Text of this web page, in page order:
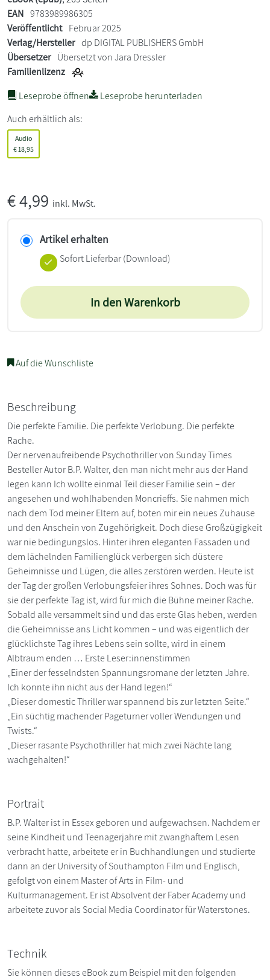
EAN 9783989986305
Veröffentlicht Februar 2025
Verlag/Hersteller dp DIGITAL PUBLISHERS GmbH
Übersetzer Übersetzt von Jara Dressler
Familienlizenz
Leseprobe öffnen
Leseprobe herunterladen
Auch erhältlich als:
Audio
€ 18,95
€4,99 inkl. MwSt.
Artikel erhalten
Sofort Lieferbar (Download)
In den Warenkorb
Auf die Wunschliste
Beschreibung
Die perfekte Familie. Die perfekte Verlobung. Die perfekte
Rache.
Der nervenaufreibende Psychothriller von Sunday Times
Besteller Autor B.P. Walter, den man nicht mehr aus der Hand
legen kann Ich wollte einmal Teil dieser Familie sein – der
angesehen und wohlhabenden Moncrieffs. Sie nahmen mich
nach dem Tod meiner Eltern auf, boten mir ein neues Zuhause
und den Anschein von Zugehörigkeit. Doch diese Großzügigkeit
war nie bedingungslos. Hinter ihren eleganten Fassaden und
dem lächelnden Familienglück verbergen sich düstere
Geheimnisse und Lügen, die alles zerstören werden. Heute ist
der Tag der großen Verlobungsfeier ihres Sohnes. Doch was für
sie der perfekte Tag ist, wird für mich die Bühne meiner Rache.
Sobald alle versammelt sind und das erste Glas heben, werden
die Geheimnisse ans Licht kommen – und was eigentlich der
glücklichste Tag ihres Lebens sein sollte, wird in einem
Albtraum enden … Erste Leser:innenstimmen
„Einer der fesselndsten Spannungsromane der letzten Jahre.
Ich konnte ihn nicht aus der Hand legen!“
„Dieser domestic Thriller war spannend bis zur letzten Seite.“
„Ein süchtig machender Pageturner voller Wendungen und
Twists.“
„Dieser rasante Psychothriller hat mich zwei Nächte lang
wachgehalten!“
Portrait
B.P. Walter ist in Essex geboren und aufgewachsen. Nachdem er
seine Kindheit und Teenagerjahre mit zwanghaftem Lesen
verbracht hatte, arbeitete er in Buchhandlungen und studierte
dann an der University of Southampton Film und Englisch,
gefolgt von einem Master of Arts in Film- und
Kulturmanagement. Er ist Absolvent der Faber Academy und
arbeitete zuvor als Social Media Coordinator für Waterstones.
Technik
Sie können dieses eBook zum Beispiel mit den folgenden